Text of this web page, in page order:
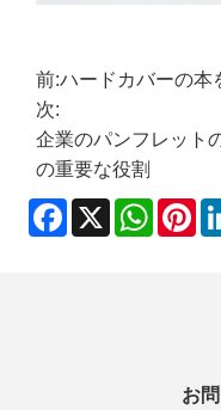
前:ハードカバーの本
次:
企業のパンフレット
の重要な役割
Facebook
X
お